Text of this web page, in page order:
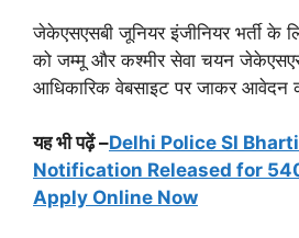
जेकेएसएसबी जूनियर इंजीनियर भर्ती के
को जम्मू और कश्मीर सेवा चयन
आधिकारिक वेबसाइट पर जाकर
यह भी पढ़ें –Delhi Police SI
Notification Released for
Apply Online Now